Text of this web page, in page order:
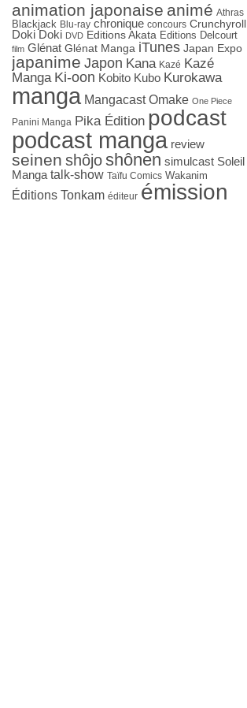
animation japonaise animé Athras
Blackjack Blu-ray chronique concours Crunchyroll
Doki Doki DVD Editions Akata Editions Delcourt
film Glénat Glénat Manga iTunes Japan Expo
japanime Japon Kana Kazé Kazé
Manga Ki-oon Kobito Kubo Kurokawa
manga Mangacast Omake One Piece
Panini Manga Pika Édition podcast
podcast manga review
seinen shôjoshônen simulcast Soleil
Manga talk-show Taïfu Comics Wakanim
Éditions Tonkam éditeur émission